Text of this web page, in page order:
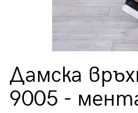
Дамска
9005 -